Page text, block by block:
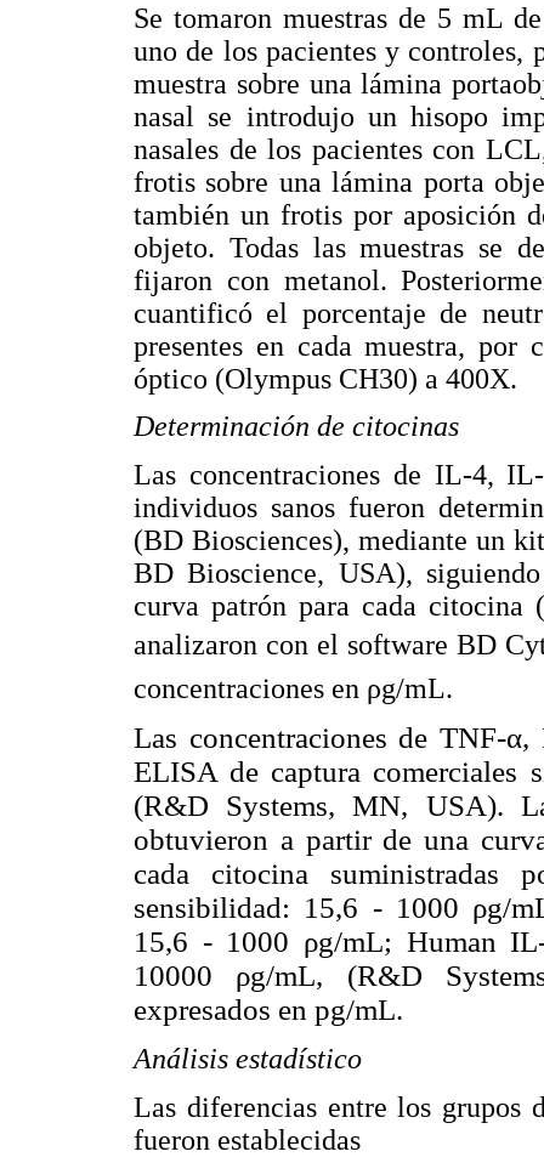
Se tomaron muestras de 5 mL
uno de los pacientes y controles,
muestra sobre una lámina
nasal se introdujo un hisopo
nasales de los pacientes con
frotis sobre una lámina porta
también un frotis por aposición
objeto. Todas las muestras se
fijaron con metanol.
cuantificó el porcentaje de
presentes en cada muestra, por
óptico (Olympus CH30) a 400X.
Determinación de citocinas
Las concentraciones de IL-4,
individuos sanos fueron
(BD Biosciences), mediante un
BD Bioscience, USA),
curva patrón para cada citocina
analizaron con el software BD
concentraciones en ρg/mL.
Las concentraciones de TNF-α,
ELISA de captura comerciales
(R&D Systems, MN, USA).
obtuvieron a partir de una
cada citocina suministradas
sensibilidad: 15,6 - 1000 ρg/
15,6 - 1000 ρg/mL; Human
10000 ρg/mL, (R&D
expresados en pg/mL.
Análisis estadístico
Las diferencias entre los grupos
fueron establecidas